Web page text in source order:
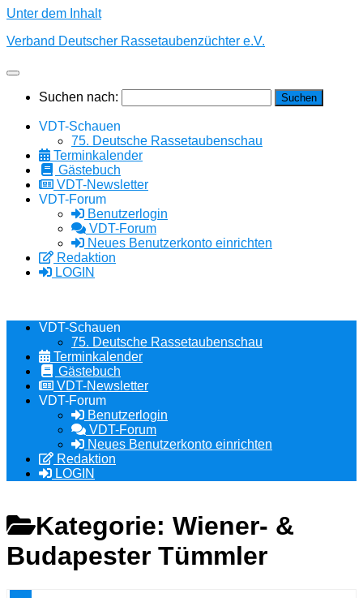
Unter dem Inhalt
Verband Deutscher Rassetaubenzüchter e.V.
Suchen nach:
VDT-Schauen
75. Deutsche Rassetaubenschau
Terminkalender
Gästebuch
VDT-Newsletter
VDT-Forum
Benutzerlogin
VDT-Forum
Neues Benutzerkonto einrichten
Redaktion
LOGIN
VDT-Schauen
75. Deutsche Rassetaubenschau
Terminkalender
Gästebuch
VDT-Newsletter
VDT-Forum
Benutzerlogin
VDT-Forum
Neues Benutzerkonto einrichten
Redaktion
LOGIN
Kategorie: Wiener- &
Budapester Tümmler